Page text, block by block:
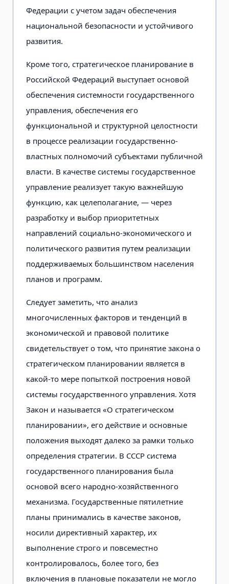
Федерации с учетом задач обеспечения
национальной безопасности и устойчивого
развития.
Кроме того, стратегическое планирование в
Российской Федераций выступает основой
обеспечения системности государственного
управления, обеспечения его
функциональной и структурной целостности
в процессе реализации государственно-
властных полномочий субъектами публичной
власти. В качестве системы государственное
управление реализует такую важнейшую
функцию, как целеполагание, — через
разработку и выбор приоритетных
направлений социально-экономического и
политического развития путем реализации
поддерживаемых большинством населения
планов и программ.
Следует заметить, что анализ
многочисленных факторов и тенденций в
экономической и правовой политике
свидетельствует о том, что принятие закона о
стратегическом планировании является в
какой-то мере попыткой построения новой
системы государственного управления. Хотя
Закон и называется «О стратегическом
планировании», его действие и основные
положения выходят далеко за рамки только
определения стратегии. В СССР система
государственного планирования была
основой всего народно-хозяйственного
механизма. Государственные пятилетние
планы принимались в качестве законов,
носили директивный характер, их
выполнение строго и повсеместно
контролировалось, более того, без
включения в плановые показатели не могло